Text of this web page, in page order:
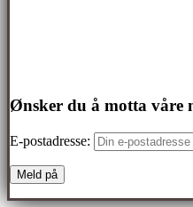
Ønsker du å motta våre
E-postadresse: